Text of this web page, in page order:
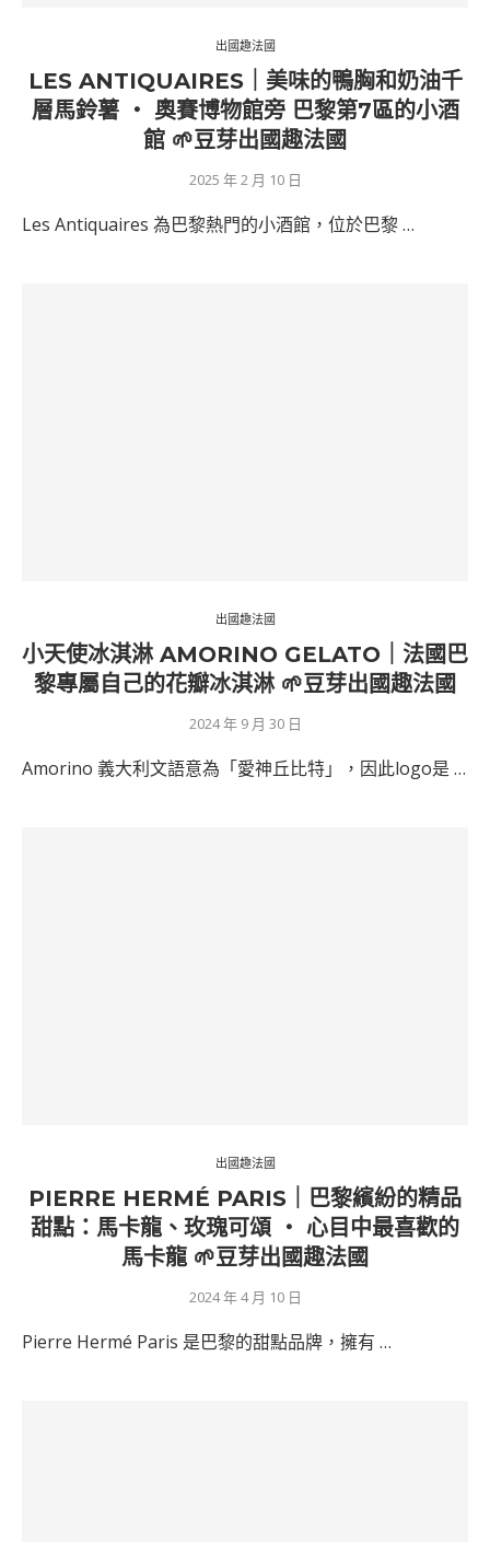
出國趣法國
LES ANTIQUAIRES｜美味的鴨胸和奶油千
層馬鈴薯 ‧ 奧賽博物館旁 巴黎第7區的小酒
館 🌱豆芽出國趣法國
2025 年 2 月 10 日
Les Antiquaires 為巴黎熱門的小酒館，位於巴黎 …
出國趣法國
小天使冰淇淋 AMORINO GELATO｜法國巴
黎專屬自己的花瓣冰淇淋 🌱豆芽出國趣法國
2024 年 9 月 30 日
Amorino 義大利文語意為「愛神丘比特」，因此logo是 …
出國趣法國
PIERRE HERMÉ PARIS｜巴黎繽紛的精品
甜點：馬卡龍、玫瑰可頌 ‧ 心目中最喜歡的
馬卡龍 🌱豆芽出國趣法國
2024 年 4 月 10 日
Pierre Hermé Paris 是巴黎的甜點品牌，擁有 …